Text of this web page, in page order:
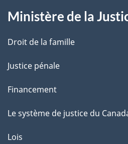
e
Ministère de la
Droit de la famille
Justice pénale
Financement
Le système de justice du
Lois